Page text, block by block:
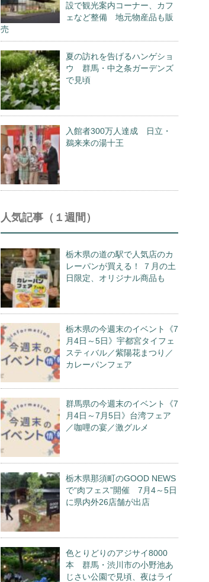
設で観光案内コーナー、カフ
ェなど整備 地元物産品も販
売
夏の訪れを告げるハンゲショ
ウ 群馬・中之条ガーデンズ
で見頃
入館者300万人達成 日立・
鵜来来の湯十王
人気記事（１週間）
栃木県の道の駅で人気店のカ
レーパンが買える！ ７月の土
日限定、オリジナル商品も
栃木県の今週末のイベント《7
月4日～5日》宇都宮タイフェ
スティバル／紫陽花まつり／
カレーパンフェア
群馬県の今週末のイベント《7
月4日～7月5日》台湾フェア
／咖哩の宴／激グルメ
栃木県那須町のGOOD NEWS
で“肉フェス”開催 7月4～5日
に県内外26店舗が出店
色とりどりのアジサイ8000
本 群馬・渋川市の小野池あ
じさい公園で見頃、夜はライ